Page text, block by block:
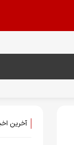
آخرین